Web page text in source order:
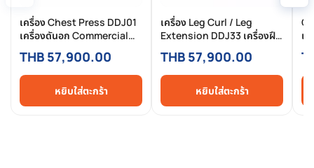
เครื่อง Chest Press DDJ01
เครื่องดันอก Commercial
แบบ Pin-Selected สำหรับ
ฟิตเนสมืออาชีพ
THB 57,900.00
หยิบใส่ตะกร้า
เครื่อง Leg Curl / Leg
Extension DDJ33 เครื่องฝึก
ต้นขาหน้า–หลัง 2-in-1 ระบบ
Pin Loaded สำหรับฟิตเนส
Commercial
THB 57,900.00
หยิบใส่ตะกร้า
เ